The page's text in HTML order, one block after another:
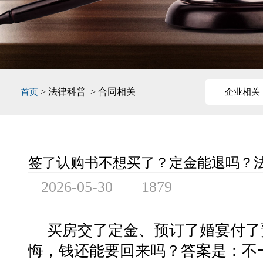
首页 > 法律科普 > 合同相关 企业相关
签了认购书不想买了？定金能退吗？
2026-05-30 1879
买房交了定金、预订了婚宴付
悔，钱还能要回来吗？答案是：